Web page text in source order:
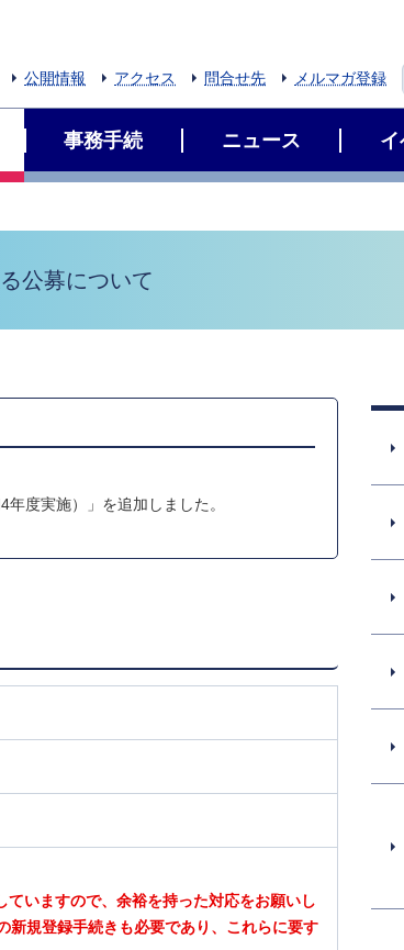
公開情報 アクセス 問合せ先 メルマガ登録
事務手続 ニュース イ
公募について
度実施）」を追加しました。
いますので、余裕を持った対応をお願いし
新規登録手続きも必要であり、これらに要す